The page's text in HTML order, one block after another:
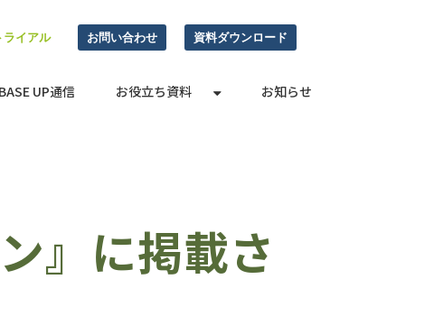
ライアル お問い合わせ 資料ダウンロード
BASE UP通信 お役立ち資料 お知らせ
』に掲載さ